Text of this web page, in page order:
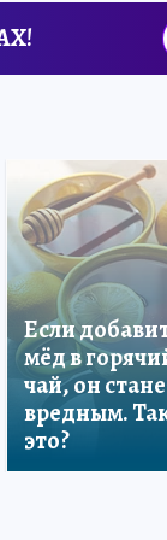
Если
мёд в
чай, он
вредным.
это?